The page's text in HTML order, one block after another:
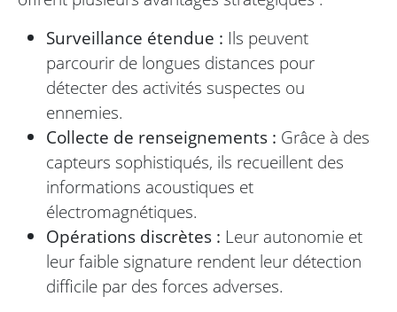
Surveillance étendue : Ils peuvent
parcourir de longues distances pour
détecter des activités suspectes ou
ennemies.
Collecte de renseignements : Grâce à des
capteurs sophistiqués, ils recueillent des
informations acoustiques et
électromagnétiques.
Opérations discrètes : Leur autonomie et
leur faible signature rendent leur détection
difficile par des forces adverses.